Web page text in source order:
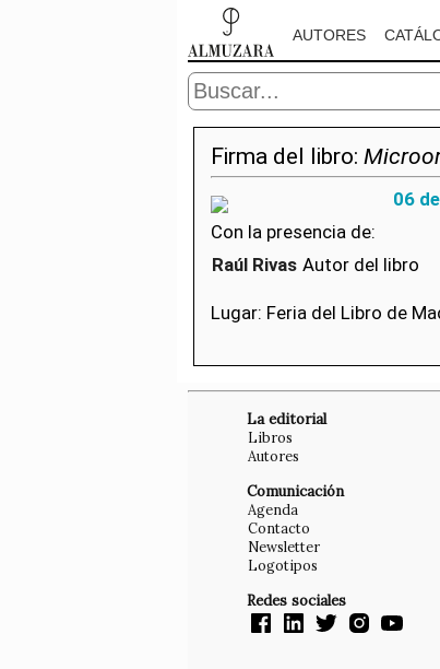
AUTORES
Firma del libro:
06
Con la presencia de:
Raúl Rivas Autor del libro
Lugar: Feria del Libro de
La editorial
Libros
Autores
Comunicación
Agenda
Contacto
Newsletter
Logotipos
Redes sociales